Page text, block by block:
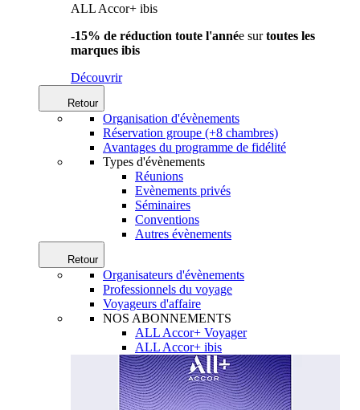
ALL Accor+ ibis
-15% de réduction toute l'année surtoutes les
marques ibis
Découvrir
Retour
Organisation d'évènements
Réservation groupe (+8 chambres)
Avantages du programme de fidélité
Types d'évènements
Réunions
Evènements privés
Séminaires
Conventions
Autres évènements
Retour
Organisateurs d'évènements
Professionnels du voyage
Voyageurs d'affaire
NOS ABONNEMENTS
ALL Accor+ Voyager
ALL Accor+ ibis